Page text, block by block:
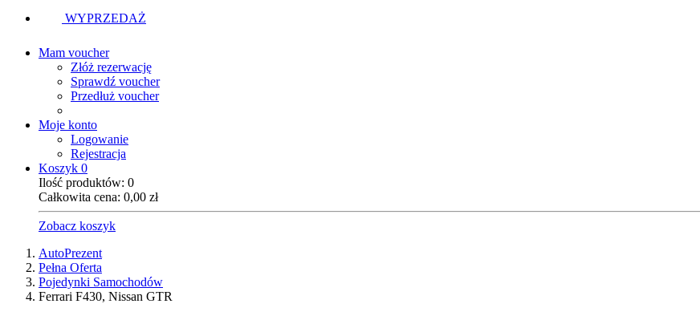
WYPRZEDAŻ
Mam voucher
Złóż rezerwację
Sprawdź voucher
Przedłuż voucher
Moje konto
Logowanie
Rejestracja
Koszyk 0
Ilość produktów: 0
Całkowita cena: 0,00 zł
Zobacz koszyk
AutoPrezent
Pełna Oferta
Pojedynki Samochodów
Ferrari F430, Nissan GTR